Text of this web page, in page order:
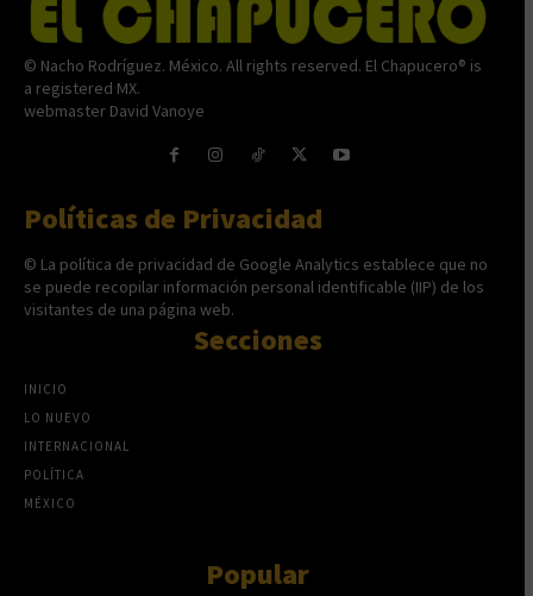
© Nacho Rodríguez. México. All rights reserved. El Chapucero® is
a registered MX.
webmaster David Vanoye
Políticas de Privacidad
© La política de privacidad de Google Analytics establece que no
se puede recopilar información personal identificable (IIP) de los
visitantes de una página web.
Secciones
INICIO
LO NUEVO
INTERNACIONAL
POLÍTICA
MÉXICO
Popular